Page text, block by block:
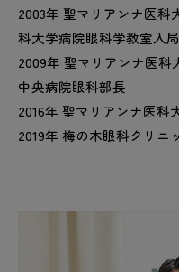
2003年 聖マリアンナ医
科大学病院眼科学教室入局
2009年 聖マリアンナ医
中央病院眼科部長
2016年 聖マリアンナ医科
2019年 梅の木眼科クリニ